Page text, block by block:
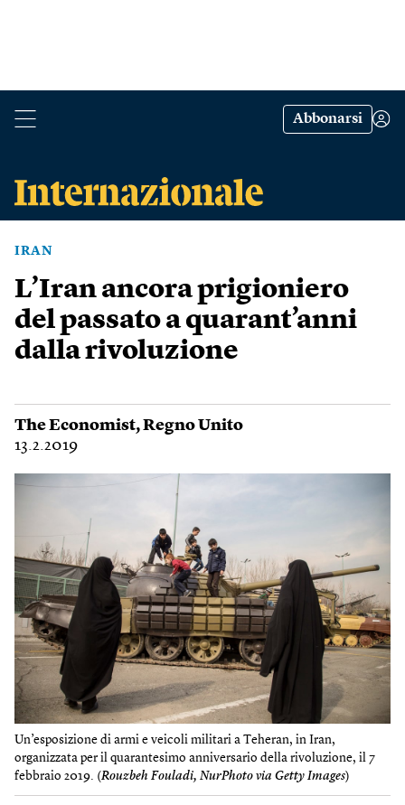
Abbonarsi
IRAN
L’Iran ancora prigioniero
del passato a quarant’anni
dalla rivoluzione
The Economist,Regno Unito
13.2.2019
Un’esposizione di armi e veicoli militari a Teheran, in Iran,
organizzata per il quarantesimo anniversario della rivoluzione, il 7
febbraio 2019. (Rouzbeh Fouladi, NurPhoto via Getty Images)